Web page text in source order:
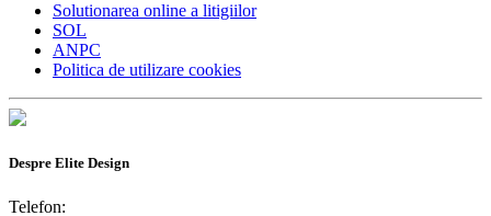
Solutionarea online a litigiilor
SOL
ANPC
Politica de utilizare cookies
Despre Elite Design
Telefon: